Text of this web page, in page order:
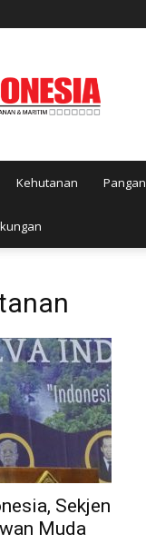
Kehutanan Pangan
Sekjen
Muda